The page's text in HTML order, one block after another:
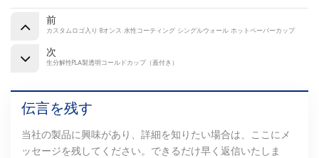
前
カスタムロゴ入り 8オンス 水性コーティング シングルウォール ホットペーパーカップ
次
生分解性PLA製透明コールドカップ（蓋付き）
伝言を残す
当社の製品に興味があり、詳細を知りたい場合は、ここにメ
ッセージを残してください。できるだけ早く返信いたしま